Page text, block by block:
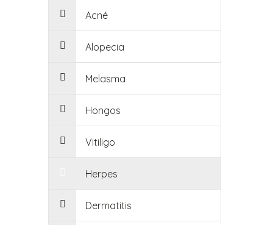
Acné
Alopecia
Melasma
Hongos
Vitiligo
Herpes
Dermatitis